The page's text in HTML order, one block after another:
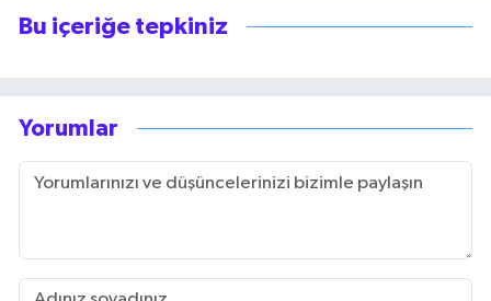
Bu içeriğe tepkiniz
Yorumlar